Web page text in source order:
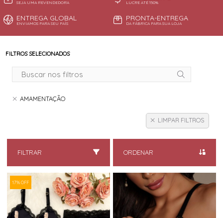
SEJA UMA REVENDEDORA LUCRE ATÉ 150%
ENTREGA GLOBAL
ENVIAMOS PARA SEU PAÍS
PRONTA-ENTREGA
DA FÁBRICA PARA SUA LOJA
FILTROS SELECIONADOS
AMAMENTAÇÃO
LIMPAR FILTROS
FILTRAR ORDENAR
17% OFF